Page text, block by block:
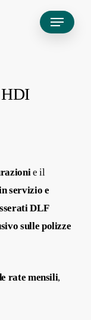
Menu
HDI
e il
servizio e
DLF
sulle polizze
rate mensili,